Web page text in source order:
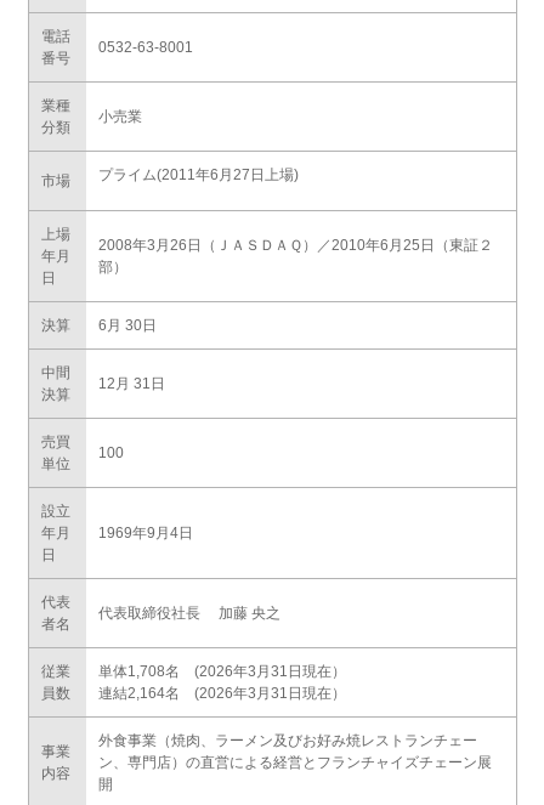
電話
番号
0532-63-8001
業種
分類
小売業
市場 プライム(2011年6月27日上場)
上場
年月
日
2008年3月26日（ＪＡＳＤＡＱ）／2010年6月25日（東証２
部）
決算 6月 30日
中間
決算
12月 31日
売買
単位
100
設立
年月
日
1969年9月4日
代表
者名
代表取締役社長 加藤 央之
従業
員数
単体1,708名 (2026年3月31日現在）
連結2,164名 (2026年3月31日現在）
事業
内容
外食事業（焼肉、ラーメン及びお好み焼レストランチェー
ン、専門店）の直営による経営とフランチャイズチェーン展
開